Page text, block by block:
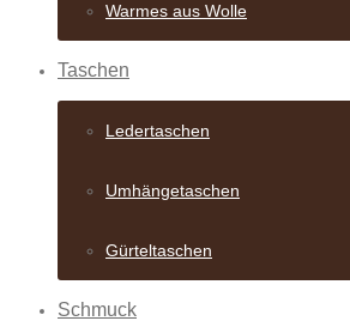
Warmes aus Wolle
Taschen
Ledertaschen
Umhängetaschen
Gürteltaschen
Schmuck